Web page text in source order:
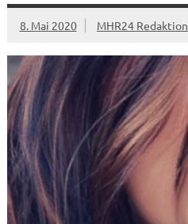
8. Mai 2020 MHR24 Redaktion